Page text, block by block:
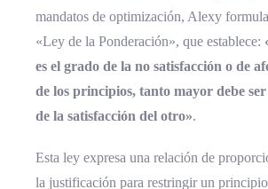
mandatos de optimización, Alexy
«Ley de la Ponderación», que establece:
es el grado de la no satisfacción o de
de los principios, tanto mayor debe
de la satisfacción del otro».
Esta ley expresa una relación de
la justificación para restringir un